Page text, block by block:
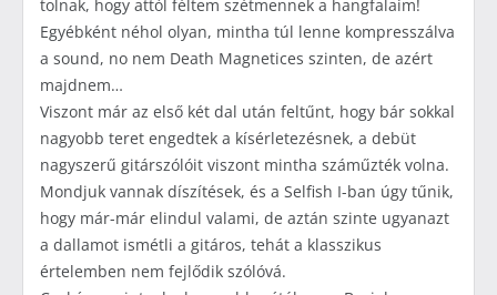
tolnak, hogy attól féltem szétmennek a hangfalaim!
Egyébként néhol olyan, mintha túl lenne kompresszálva
a sound, no nem Death Magnetices szinten, de azért
majdnem…
Viszont már az első két dal után feltűnt, hogy bár sokkal
nagyobb teret engedtek a kísérletezésnek, a debüt
nagyszerű gitárszólóit viszont mintha száműzték volna.
Mondjuk vannak díszítések, és a Selfish I-ban úgy tűnik,
hogy már-már elindul valami, de aztán szinte ugyanazt
a dallamot ismétli a gitáros, tehát a klasszikus
értelemben nem fejlődik szólóvá.